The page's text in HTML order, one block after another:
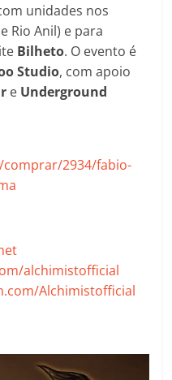
unidades nos
Rio Anil) e para
Bilheto. O evento é
Studio, com apoio
e Underground
2934/fabio-
alchimistofficial
Alchimistofficial